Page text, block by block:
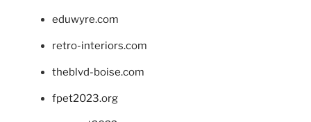
eduwyre.com
retro-interiors.com
theblvd-boise.com
fpet2023.org